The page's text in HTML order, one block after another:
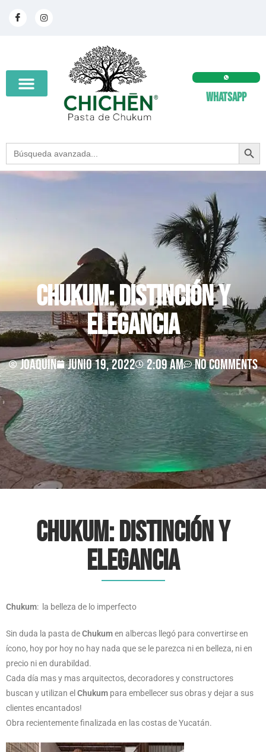
Whatsapp
Search
for:
SEARCH
Chukum: Distinción y
Elegancia
joaquin junio 19, 2022 2:09 am No Comments
Chukum: Distinción y
Elegancia
Chukum: la belleza de lo imperfecto
Sin duda la pasta deChukumen albercas llegó para convertirse en
ícono, hoy por hoy no hay nada que se le parezca ni en belleza, ni en
precio ni en durabildad.
Cada día mas y mas arquitectos, decoradores y constructores
buscan y utilizan el Chukum para embellecer sus obras y dejar a sus
clientes encantados!
Obra recientemente finalizada en las costas de Yucatán.